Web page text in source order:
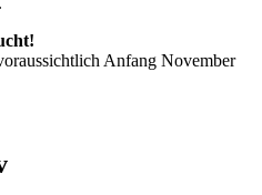
Anfang November